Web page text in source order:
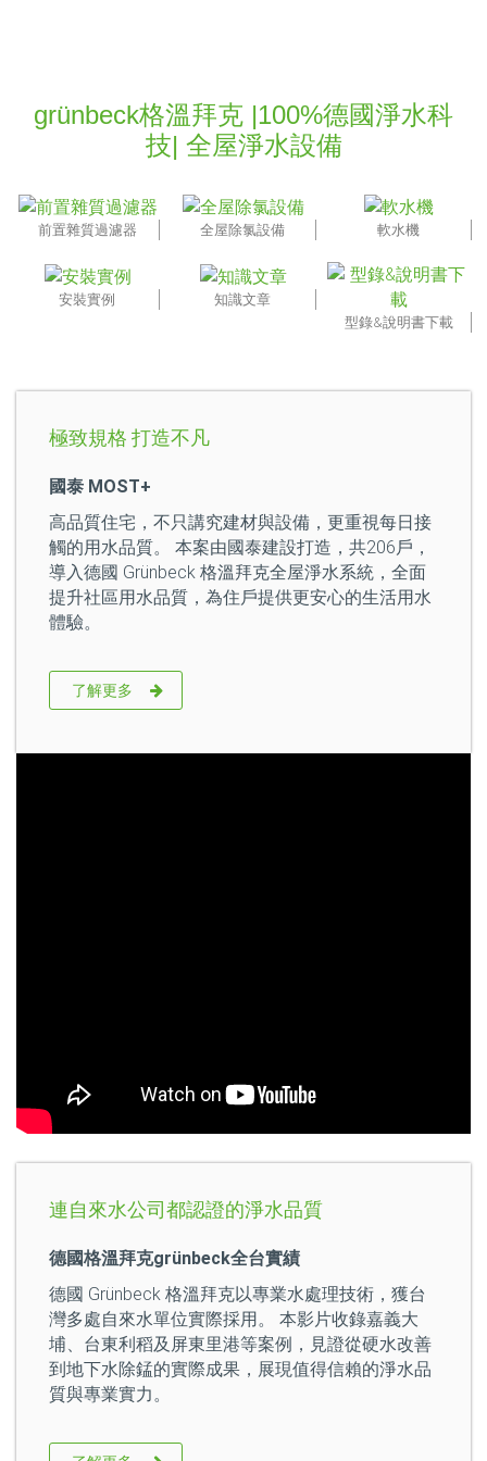
grünbeck格溫拜克 |100%德國淨水科
技| 全屋淨水設備
前置雜質過濾器 全屋除氯設備 軟水機
安裝實例
知識文章
型錄&說明書下載
極致規格 打造不凡
國泰 MOST+
高品質住宅，不只講究建材與設備，更重視每日接
觸的用水品質。 本案由國泰建設打造，共206戶，
導入德國 Grünbeck 格溫拜克全屋淨水系統，全面
提升社區用水品質，為住戶提供更安心的生活用水
體驗。
了解更多
連自來水公司都認證的淨水品質
德國格溫拜克grünbeck全台實績
德國 Grünbeck 格溫拜克以專業水處理技術，獲台
灣多處自來水單位實際採用。 本影片收錄嘉義大
埔、台東利稻及屏東里港等案例，見證從硬水改善
到地下水除錳的實際成果，展現值得信賴的淨水品
質與專業實力。